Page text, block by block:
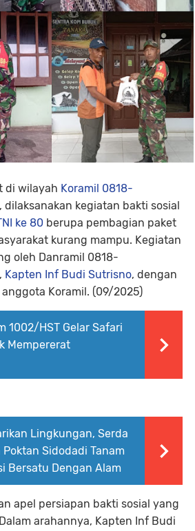
di wilayah Koramil 0818-
, dilaksanakan kegiatan bakti sosial
ke 80 berupa pembagian paket
kurang mampu. Kegiatan
oleh Danramil 0818-
, Kapten Inf Budi Sutrisno, dengan
Koramil. (09/2025)
1002/HST Gelar Safari
Mempererat
Lingkungan, Serda
Sidodadi Tanam
Bersatu Dengan Alam
apel persiapan bakti sosial yang
arahannya, Kapten Inf Budi